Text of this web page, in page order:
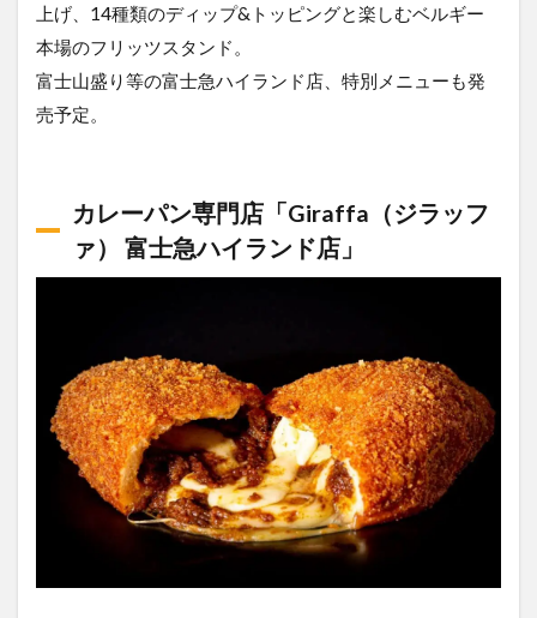
上げ、14種類のディップ&トッピングと楽しむベルギー
本場のフリッツスタンド。
富士山盛り等の富士急ハイランド店、特別メニューも発
売予定。
カレーパン専門店「Giraffa（ジラッフ
ァ） 富士急ハイランド店」